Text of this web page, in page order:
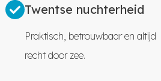
Twentse nuchterheid
Praktisch, betrouwbaar en altijd
recht door zee.